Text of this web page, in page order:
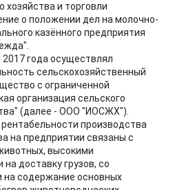
хозяйства и торговли
о положении дел на молочно-
казённого предприятия
2017 года осуществлял
сельскохозяйственный
с ограниченной
организация сельского
(далее - ООО "ИОСЖХ").
производства
на предприятии связаны с
высокими
доставку грузов, со
на содержание основных